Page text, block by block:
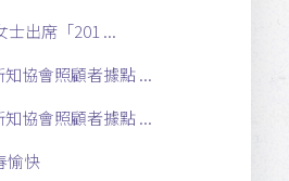
士出席「201 ...
知協會照顧者據點 ...
知協會照顧者據點 ...
愉快